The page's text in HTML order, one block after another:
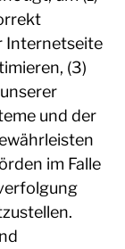
Internetseite
(3)
und der
im Falle